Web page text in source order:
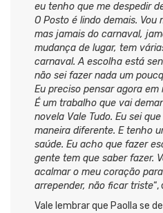
eu tenho que me despedir
O Posto é lindo demais. Vou
mas jamais do carnaval,
mudança de lugar, tem
carnaval. A escolha está
não sei fazer nada um
Eu preciso pensar agora
É um trabalho que vai
novela Vale Tudo. Eu sei
maneira diferente. E tenho
saúde. Eu acho que fazer
gente tem que saber fazer.
acalmar o meu coração
arrepender, não ficar triste“,
Vale lembrar que Paolla se